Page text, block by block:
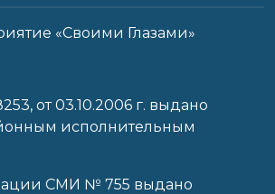
«Своими Глазами»
от 03.10.2006 г. выдано
исполнительным
СМИ № 755 выдано